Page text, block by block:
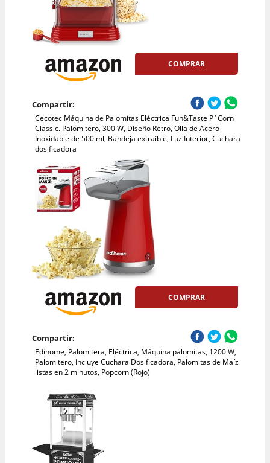
COMPRAR
Compartir:
Cecotec Máquina de Palomitas Eléctrica Fun&Taste P´Corn
Classic. Palomitero, 300 W, Diseño Retro, Olla de Acero
Inoxidable de 500 ml, Bandeja extraíble, Luz Interior, Cuchara
dosificadora
COMPRAR
Compartir:
Edihome, Palomitera, Eléctrica, Máquina palomitas, 1200 W,
Palomitero, Incluye Cuchara Dosificadora, Palomitas de Maíz
listas en 2 minutos, Popcorn (Rojo)